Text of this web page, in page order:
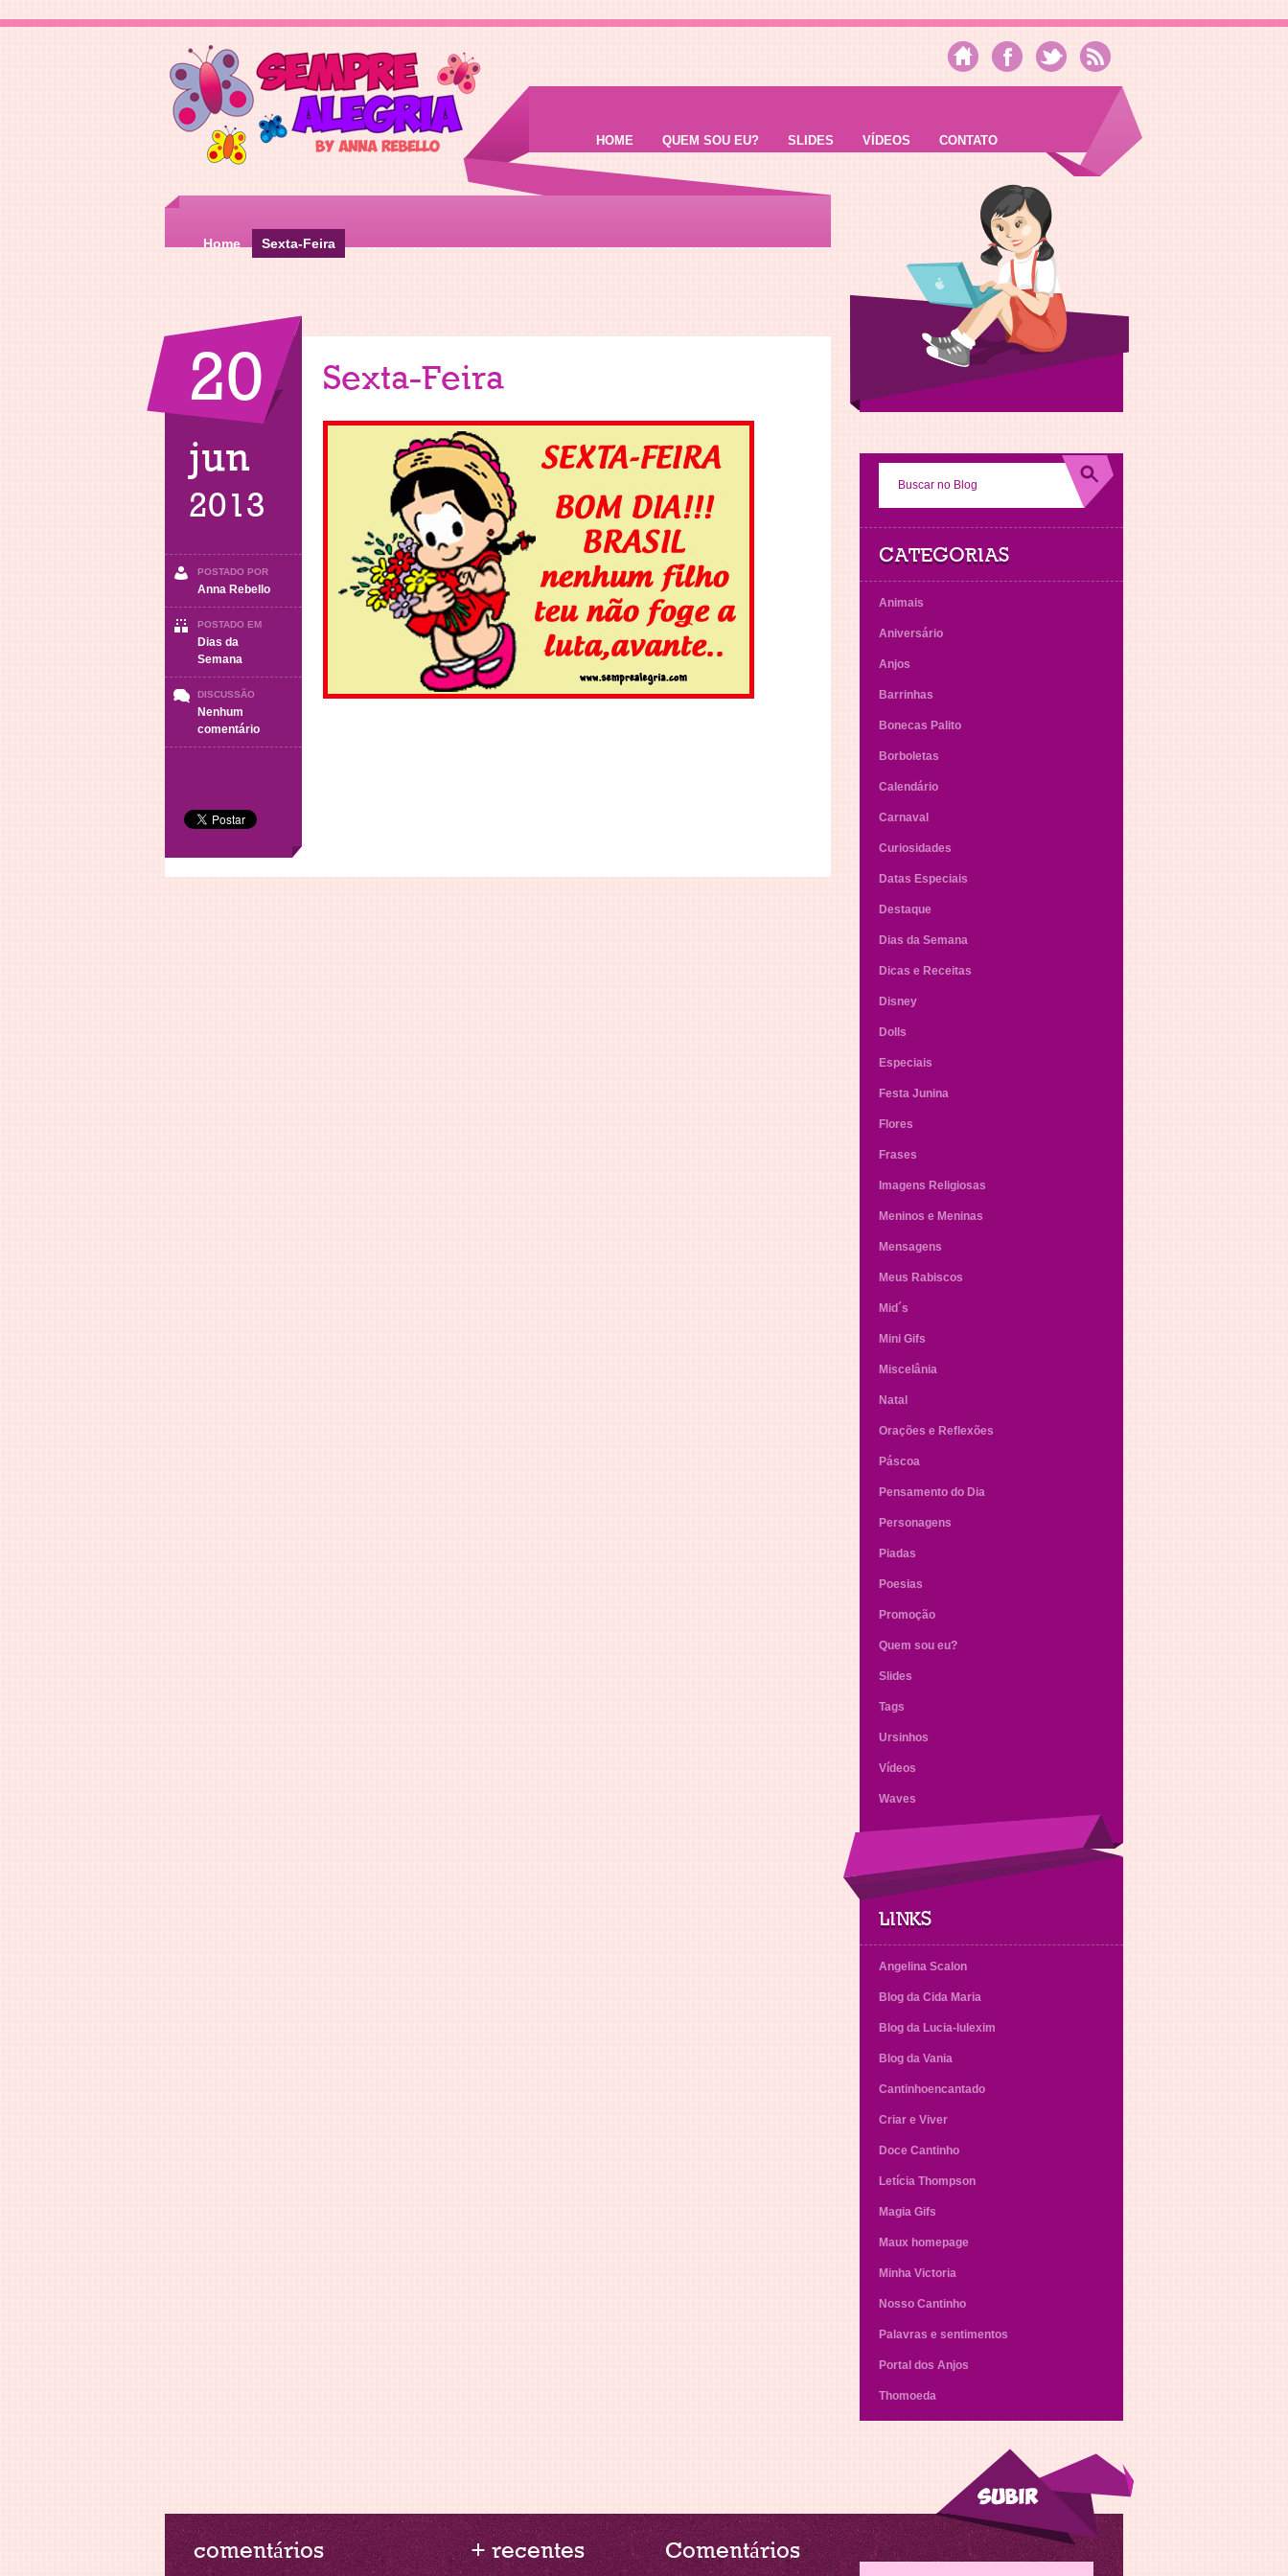
HOME QUEM SOU EU? SLIDES VÍDEOS CONTATO
Home Sexta-Feira
20
jun
2013
POSTADO POR
Anna Rebello
POSTADO EM
Dias da
Semana
DISCUSSÃO
Nenhum
comentárioem
Sexta-
Sexta-Feira
CATEGORIAS
Animais
Aniversário
Anjos
Barrinhas
Bonecas Palito
Borboletas
Calendário
Carnaval
Curiosidades
Datas Especiais
Destaque
Dias da Semana
Dicas e Receitas
Disney
Dolls
Especiais
Festa Junina
Flores
Frases
Imagens Religiosas
Meninos e Meninas
Mensagens
Meus Rabiscos
Mid´s
Mini Gifs
Miscelânia
Natal
Orações e Reflexões
Páscoa
Pensamento do Dia
Personagens
Piadas
Poesias
Promoção
Quem sou eu?
Slides
Tags
Ursinhos
Vídeos
Waves
LINKS
Angelina Scalon
Blog da Cida Maria
Blog da Lucia-lulexim
Blog da Vania
Cantinhoencantado
Criar e Viver
Doce Cantinho
Letícia Thompson
Magia Gifs
Maux homepage
Minha Victoria
Nosso Cantinho
Palavras e sentimentos
Portal dos Anjos
Thomoeda
comentários + recentes Comentários